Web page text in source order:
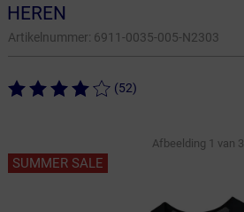
HEREN
Artikelnummer: 6911-0035-005-N2303
(52)
Afbeelding 1 van 3
SUMMER SALE